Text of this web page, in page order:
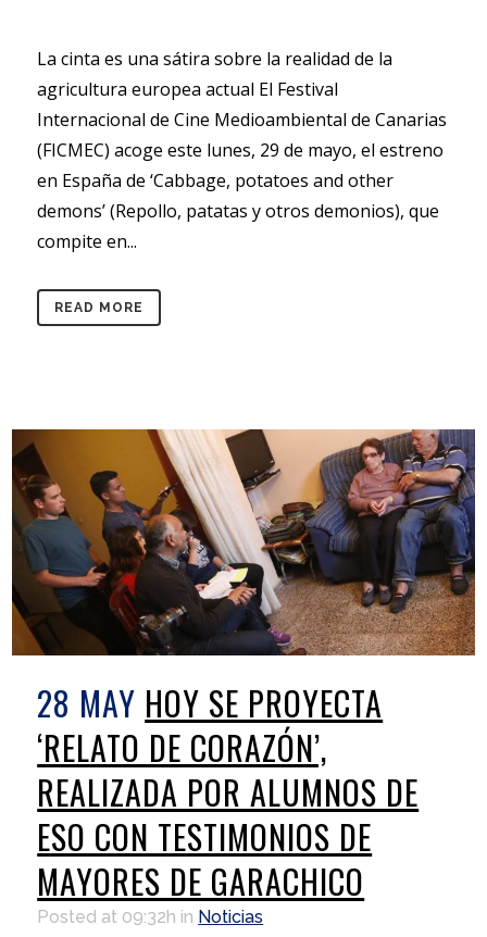
La cinta es una sátira sobre la realidad de la
agricultura europea actual El Festival
Internacional de Cine Medioambiental de Canarias
(FICMEC) acoge este lunes, 29 de mayo, el estreno
en España de ‘Cabbage, potatoes and other
demons’ (Repollo, patatas y otros demonios), que
compite en...
READ MORE
28 MAY HOY SE PROYECTA
‘RELATO DE CORAZÓN’,
REALIZADA POR ALUMNOS DE
ESO CON TESTIMONIOS DE
MAYORES DE GARACHICO
Posted at 09:32h in Noticias